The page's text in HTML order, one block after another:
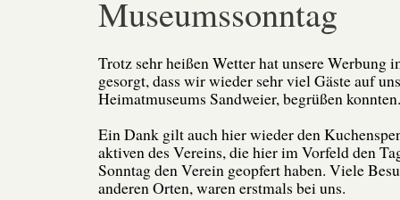
Museumssonntag
Trotz sehr heißen Wetter hat unsere Werbung
gesorgt, dass wir wieder sehr viel Gäste auf
Heimatmuseums Sandweier, begrüßen konnten.
Ein Dank gilt auch hier wieder den
aktiven des Vereins, die hier im Vorfeld den
Sonntag den Verein geopfert haben. Viele
anderen Orten, waren erstmals bei uns.